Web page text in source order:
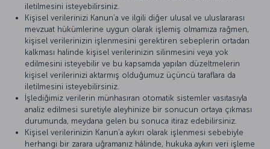
iletilmesini isteyebilirsiniz.
Kişisel verilerinizi Kanun’a ve ilgili diğer ulusal ve uluslararası
mevzuat hükümlerine uygun olarak işlemiş olmamıza rağmen,
kişisel verilerinizin işlenmesini gerektiren sebeplerin ortadan
kalkması halinde kişisel verilerinizin silinmesini veya yok
edilmesini isteyebilir ve bu kapsamda yapılan düzeltmelerin
kişisel verilerinizi aktarmış olduğumuz üçüncü taraflara da
iletilmesini isteyebilirsiniz.
İşlediğimiz verilerin münhasıran otomatik sistemler vasıtasıyla
analiz edilmesi suretiyle aleyhinize bir sonucun ortaya çıkması
durumunda, meydana gelen bu sonuca itiraz edebilirsiniz.
Kişisel verilerinizin Kanun’a aykırı olarak işlenmesi sebebiyle
herhangi bir zarara uğramanız hâlinde, hukuka aykırı veri işleme